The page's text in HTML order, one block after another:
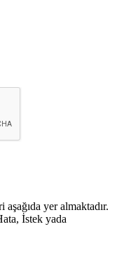
yer almaktadır.
İstek yada